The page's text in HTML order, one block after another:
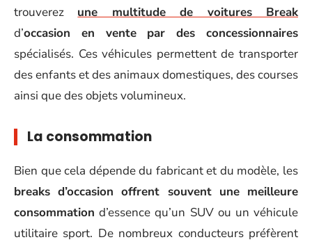
trouverez une multitude de voitures Break
d’occasion en vente par des concessionnaires
spécialisés. Ces véhicules permettent de transporter
des enfants et des animaux domestiques, des courses
ainsi que des objets volumineux.
La consommation
Bien que cela dépende du fabricant et du modèle, les
breaks d’occasion offrent souvent une meilleure
consommation d’essence qu’un SUV ou un véhicule
utilitaire sport. De nombreux conducteurs préfèrent